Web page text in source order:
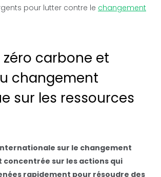
pour lutter contre le changement
carbone et
changement
sur les ressources
sur le changement
concentrée sur les actions qui
rapidement pour résoudre des